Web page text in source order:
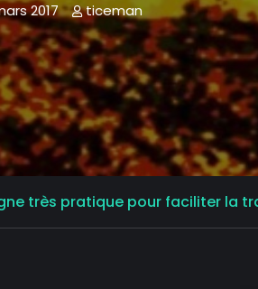
2017 ticeman
très pratique pour faciliter la